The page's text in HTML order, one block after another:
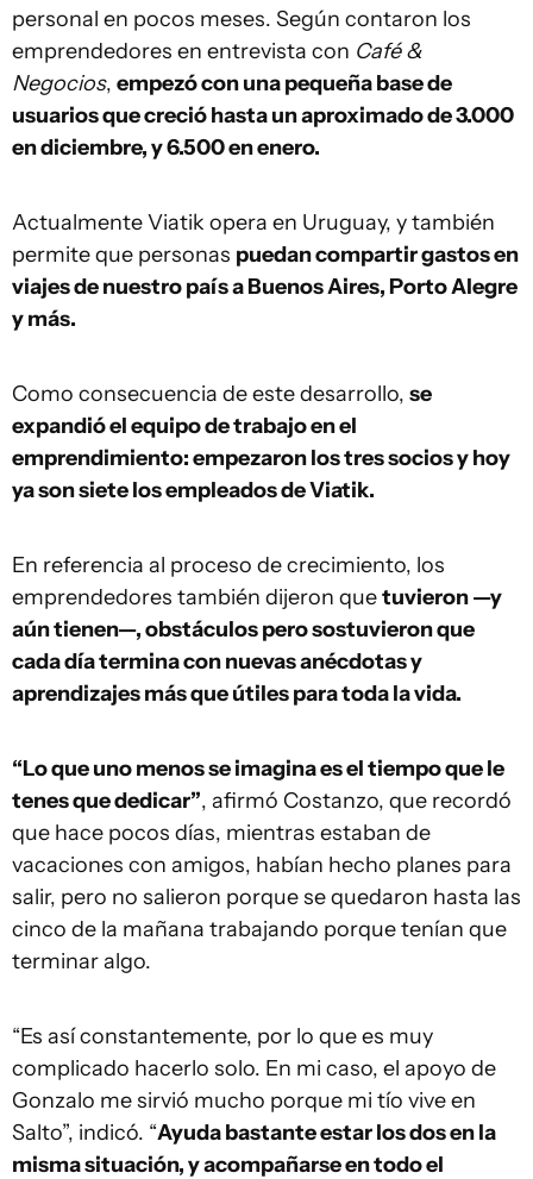
personal en pocos meses. Según contaron los
emprendedores en entrevista con Café &
Negocios, empezó con una pequeña base de
usuarios que creció hasta un aproximado de 3.000
en diciembre, y 6.500 en enero.
Actualmente Viatik opera en Uruguay, y también
permite que personas puedan compartir gastos en
viajes de nuestro país a Buenos Aires, Porto Alegre
y más.
Como consecuencia de este desarrollo, se
expandió el equipo de trabajo en el
emprendimiento: empezaron los tres socios y hoy
ya son siete los empleados de Viatik.
En referencia al proceso de crecimiento, los
emprendedores también dijeron quetuvieron —y
aún tienen—, obstáculos pero sostuvieron que
cada día termina con nuevas anécdotas y
aprendizajes más que útiles para toda la vida.
“Lo que uno menos se imagina es el tiempo que le
tenes que dedicar”, afirmó Costanzo, que recordó
que hace pocos días, mientras estaban de
vacaciones con amigos, habían hecho planes para
salir, pero no salieron porque se quedaron hasta las
cinco de la mañana trabajando porque tenían que
terminar algo.
“Es así constantemente, por lo que es muy
complicado hacerlo solo. En mi caso, el apoyo de
Gonzalo me sirvió mucho porque mi tío vive en
Salto”, indicó. “Ayuda bastante estar los dos en la
misma situación, y acompañarse en todo el